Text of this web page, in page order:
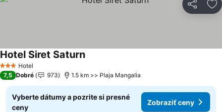
Zdieľať
3 Počet hviezdičiek
Hotel
Hotel Siret SaturnZobraziť ceny
7,5 Dobré 973 1.5 km >> Plaja Mangalia
Vyberte dátumy a pozrite si presné
ceny
Zobraziť ceny